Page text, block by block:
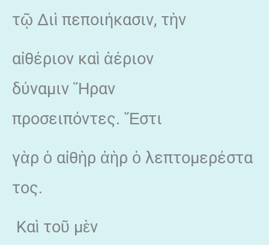
τῷ Διὶ πεποιήκασιν, τὴν
αἰθέριον καὶ ἀέριον
δύναμιν Ἥραν
προσειπόντες. Ἔστι
γὰρ ὁ αἰθὴρ ἀὴρ ὁ λεπτομερέστα
τος.
Καὶ τοῦ μὲν